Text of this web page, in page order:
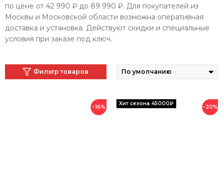
по цене от 42 990 ₽ до 89 990 ₽. Для покупателей из
Москвы и Московской области возможна оперативная
доставка и установка. Действуют скидки и специальные
условия при заказе под ключ.
Фильтр товаров
−16% −20%